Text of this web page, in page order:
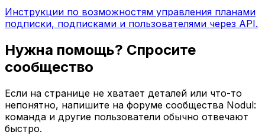
Инструкции по возможностям управления планами
подписки, подписками и пользователями через API.
Нужна помощь? Спросите
сообщество
Если на странице не хватает деталей или что-то
непонятно, напишите на форуме сообщества Nodul:
команда и другие пользователи обычно отвечают
быстро.